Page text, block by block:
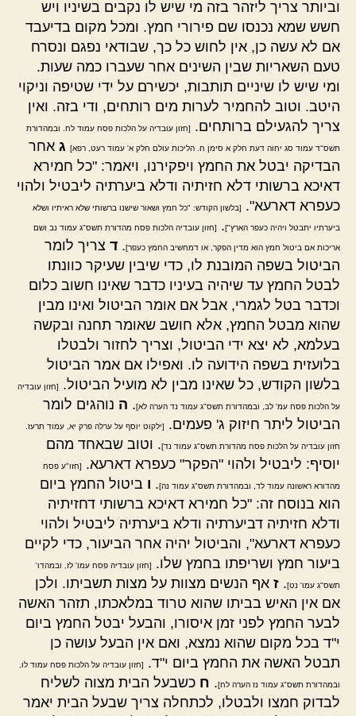
וביותר צריך ליזהר בזה מי שיש לו נקבים בשיניו ויש
חשש שמא נכנסו שם פירורי חמץ. ומכל מקום בדיעבד
אם לא עשה כן, אין לחוש כל כך, שבודאי נפגם ונסרח
טעם השאריות שבין השינים אחר שעברו כמה שעות.
ומי שיש לו שיניים תותבות, יכשירם על ידי שטיפה וניקוי
היטב. וטוב להחמיר לערות מים רותחים, ודי בזה. ואין
צריך להגעילם ברותחים.
[חזון עובדיה על הלכות פסח עמוד לח. ובמהדורת
תשס"ד עמוד סג יחוה דעת חלק א סימן ח. הליכות עולם חלק א' עמוד רעט, רפא] ג אחר
הבדיקה יבטל את החמץ ויפקירנו, ויאמר: "כל חמירא
דאיכא ברשותי דלא חזיתיה ודלא ביערתיה ליבטיל ולהוי
כעפרא דארעא".
[בלשון הקודש: "כל חמץ ושאור שישנו ברשותי שלא ראיתיו ושלא
ביערתיו יתבטל ויהיה כעפר הארץ"]. [חזון עובדיה הלכות פסח מהדורת תשס"ג עמוד נב ושם
אריכות אם ביטול חמץ הוא מדין הפקר, או דמחשיב החמץ כעפר]. ד צריך לומר
הביטול בשפה המובנת לו, כדי שיבין שעיקר כוונתו
לבטל החמץ עד שיהיה בעיניו כדבר שאינו חשוב כלום
וכדבר בטל לגמרי, אבל אם אומר הביטול ואינו מבין
שהוא מבטל החמץ, אלא חושב שאומר תחנה ובקשה
בעלמא, לא יצא ידי הביטול, וצריך לחזור ולבטלו
בלועזית בשפה הידועה לו. ואפילו אם אמר הביטול
בלשון הקודש, כל שאינו מבין לא מועיל הביטול.
[חזון עובדיה
על הלכות פסח עמ' לב, ובמהדורת תשס"ג עמוד נד הערה לא]. ה נוהגים לומר
הביטול ליתר חיזוק ג' פעמים.
[ילקוט יוסף על ערלה פרק יא, עמוד תרעז.
חזון עובדיה על הלכות פסח מהדורת תשס"ג עמוד נד]. וטוב שבאחד מהם
יוסיף: ליבטיל ולהוי "הפקר" כעפרא דארעא.
[חזו"ע פסח
מהדורא ראשונה עמוד לד, ובמהדורת תשס"ג עמוד נה]. ו ביטול החמץ ביום
הוא בנוסח זה: "כל חמירא דאיכא ברשותי דחזיתיה
ודלא חזיתיה דביערתיה ודלא ביערתיה ליבטיל ולהוי
כעפרא דארעא", והביטול יהיה אחר הביעור, כדי לקיים
ביעור חמץ ושריפתו בחמץ שלו.
[חזון עובדיה פסח עמו' לז, ובמהדו'
תשס"ג עמו' נט]. ז אף הנשים מצוות על מצות תשביתו. ולכן
אם אין האיש בביתו שהוא טרוד במלאכתו, תזהר האשה
לבער החמץ לפני זמן איסורו, והבעל יבטל החמץ ביום
י"ד בכל מקום שהוא נמצא, ואם אין הבעל עושה כן
תבטל האשה את החמץ ביום י"ד.
[חזון עובדיה על הלכות פסח עמוד לו,
ובמהדורת תשס"ג עמוד נז הערה לח]. ח כשבעל הבית מצוה לשליח
לבדוק חמצו ולבטלו, לכתחלה צריך שבעל הבית יאמר